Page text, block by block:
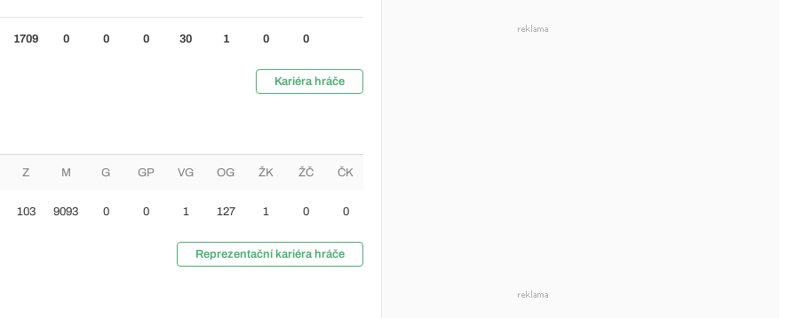
1709 0 0 0 30 1 0 0
Kariéra hráče
Z M G GP VG OG ŽK ŽČ ČK
103 9093 0 0 1 127 1 0 0
Reprezentační kariéra hráče